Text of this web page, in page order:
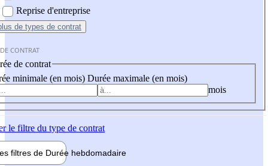
Reprise d'entreprise
de types de contrat
CONTRAT
de contrat
minimale (en mois) Durée maximale (en mois)
mois
le filtre du type de contrat
filtres de Durée hebdomadaire